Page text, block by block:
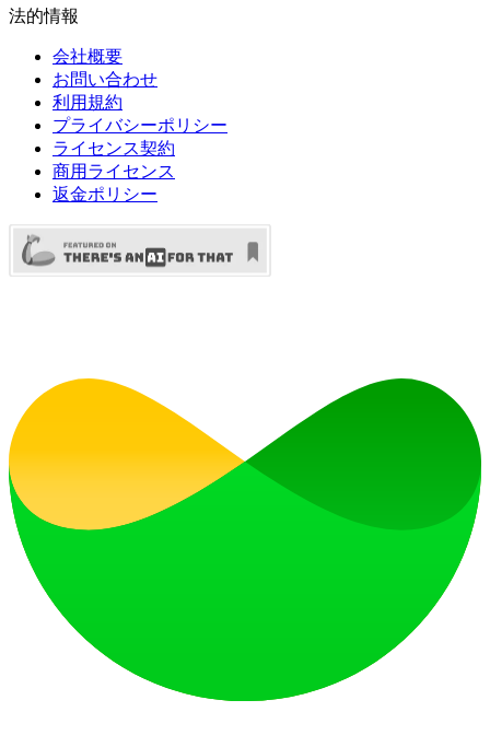
法的情報
会社概要
お問い合わせ
利用規約
プライバシーポリシー
ライセンス契約
商用ライセンス
返金ポリシー